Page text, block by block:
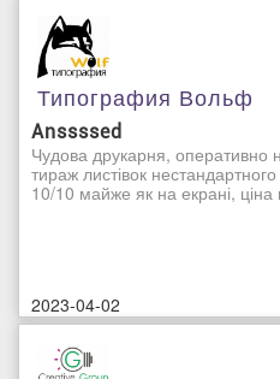
Типография Вольф
Anssssed
Чудова друкарня, оперативно
тираж листівок
10/10 майже як на екрані,
2023-04-02